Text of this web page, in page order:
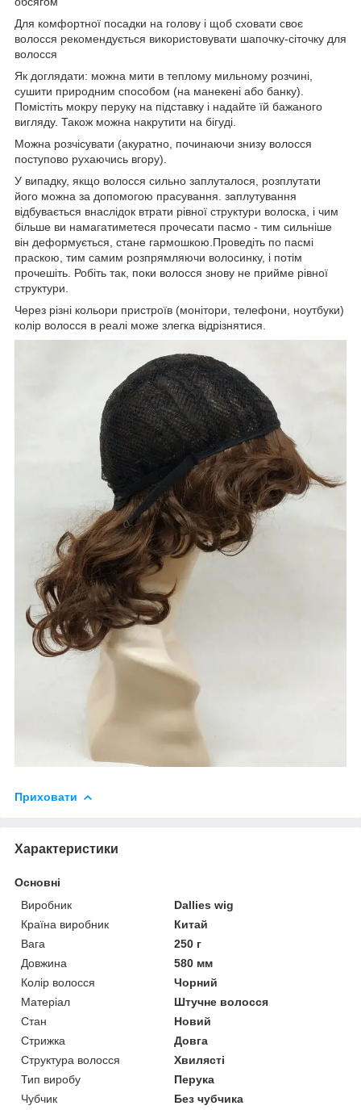
Для комфортної посадки на голову і щоб сховати своє
волосся рекомендується використовувати шапочку-сіточку для
волосся
Як доглядати: можна мити в теплому мильному розчині,
сушити природним способом (на манекені або банку).
Помістіть мокру перуку на підставку і надайте їй бажаного
вигляду. Також можна накрутити на бігуді.
Можна розчісувати (акуратно, починаючи знизу волосся
поступово рухаючись вгору).
У випадку, якщо волосся сильно заплуталося, розплутати
його можна за допомогою прасування. заплутування
відбувається внаслідок втрати рівної структури волоска, і чим
більше ви намагатиметеся прочесати пасмо - тим сильніше
він деформується, стане гармошкою.Проведіть по пасмі
праскою, тим самим розпрямляючи волосинку, і потім
прочешіть. Робіть так, поки волосся знову не прийме рівної
структури.
Через різні кольори пристроїв (монітори, телефони, ноутбуки)
колір волосся в реалі може злегка відрізнятися.
Приховати
Характеристики
Основні
Виробник
Dallies wig
Країна виробник
Китай
Вага
250 г
Довжина
580 мм
Колір волосся
Чорний
Матеріал
Штучне волосся
Стан
Новий
Стрижка
Довга
Структура волосся
Хвилясті
Тип виробу
Перука
Чубчик
Без чубчика